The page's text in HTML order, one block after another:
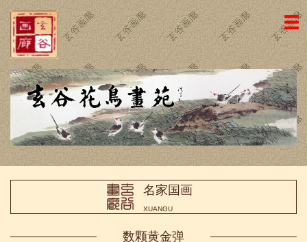
网站主页
画廊简介
名家国画
近期新作
名家书法
名家国画
XUANGU
数颗黄金弹